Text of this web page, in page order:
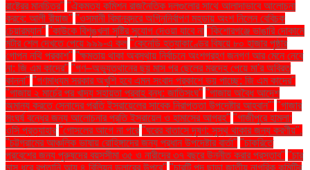
রাষ্ট্রের মানচিত্র" "ঐকমত্য কমিশন রাজনৈতিক দলগুলোর সাথে আলাদাভাবে আলোচনা
করবে: আলী রীয়াজ" "ওসমানী বিমানবন্দরে অগ্নিনির্বাপণ মহড়ায় অংশ নিলেন বেবিচক
চেয়ারম্যান" "কাউকে বিশৃঙ্খলা সৃষ্টির সুযোগ দেওয়া যাবে না "কিশোরগঞ্জে ভাঙারি দোকানে
মর্টার শেল দেখতে পেয়ে ৯৯৯-এ কল "কেনেডি হত্যাকাণ্ডের বিষয়ে ৮০ হাজার পৃষ্ঠার
গোপন নথি প্রকাশ" "ক্ষমতায় থাকা অবস্থায় নির্বাচনে অংশগ্রহণ জনগণ আর মেনে নেবে
না: জি এম কাদের" "গণ–অভ্যুত্থানের ছয় মাস পর ছেলের মরদেহ পেয়ে মা'র অবিরত
কান্না" "গণমাধ্যম সরকার অখুশি হবে এমন সংবাদ প্রকাশে ভয় পাচ্ছে: জি এম কাদের"
"গাজায় ২ মার্চের পর খাদ্য সহায়তা প্রবাহ বন্ধ: জাতিসংঘ" "গাজায় অবৈধ আদেশ
অমান্য করতে সেনাদের প্রতি ইসরায়েলের সাবেক নিরাপত্তা উপদেষ্টার আহ্বান"' "গাজার
সংঘর্ষ বন্ধের জন্য আলোচনার প্রতি ইসরায়েল ও হামাসের আগ্রহ" "গাজীপুরে হামলা:
ওসি প্রত্যাহার "গোসলের আগে না পরে "ঘরের বাতাসে দূষণ: সুস্থ থাকার জন্য করণীয়".
"চট্টগ্রামের আঞ্চলিক ভাষায় রোহিঙ্গাদের জন্য প্রধান উপদেষ্টার বার্তা" "চাকরিতে
প্রবেশের জন্য পুরুষদের বয়সসীমা ৩৫ ও নারীদের ৩৭ বছরে উন্নীত করার প্রস্তাব" "চার
মাস ধরে রপ্তানি আয় ৪ বিলিয়ন ডলারের উপরে" "চারটি পদ ছাড়া জাতীয় নাগরিক কমিটির